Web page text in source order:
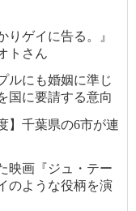
りゲイに告る。』
トさん
ルにも婚姻に準じ
国に要請する意向
】千葉県の6市が連
映画『ジュ・テー
のような役柄を演